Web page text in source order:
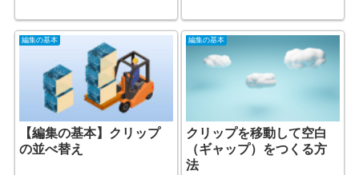
編集の基本
【編集の基本】クリップ
の並べ替え
編集の基本
クリップを移動して空白
（ギャップ）をつくる方
法